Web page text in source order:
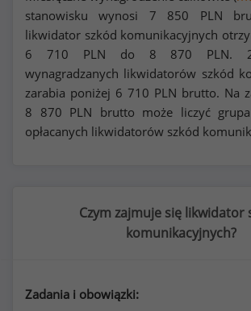
stanowisku wynosi 7 850 PLN
likwidator szkód komunikacyjnych
6 710 PLN do 8 870 PLN.
wynagradzanych likwidatorów szkód
zarabia poniżej 6 710 PLN brutto. Na
8 870 PLN brutto może liczyć
opłacanych likwidatorów szkód
Czym zajmuje się likwidator
komunikacyjnych?
Zadania i obowiązki: